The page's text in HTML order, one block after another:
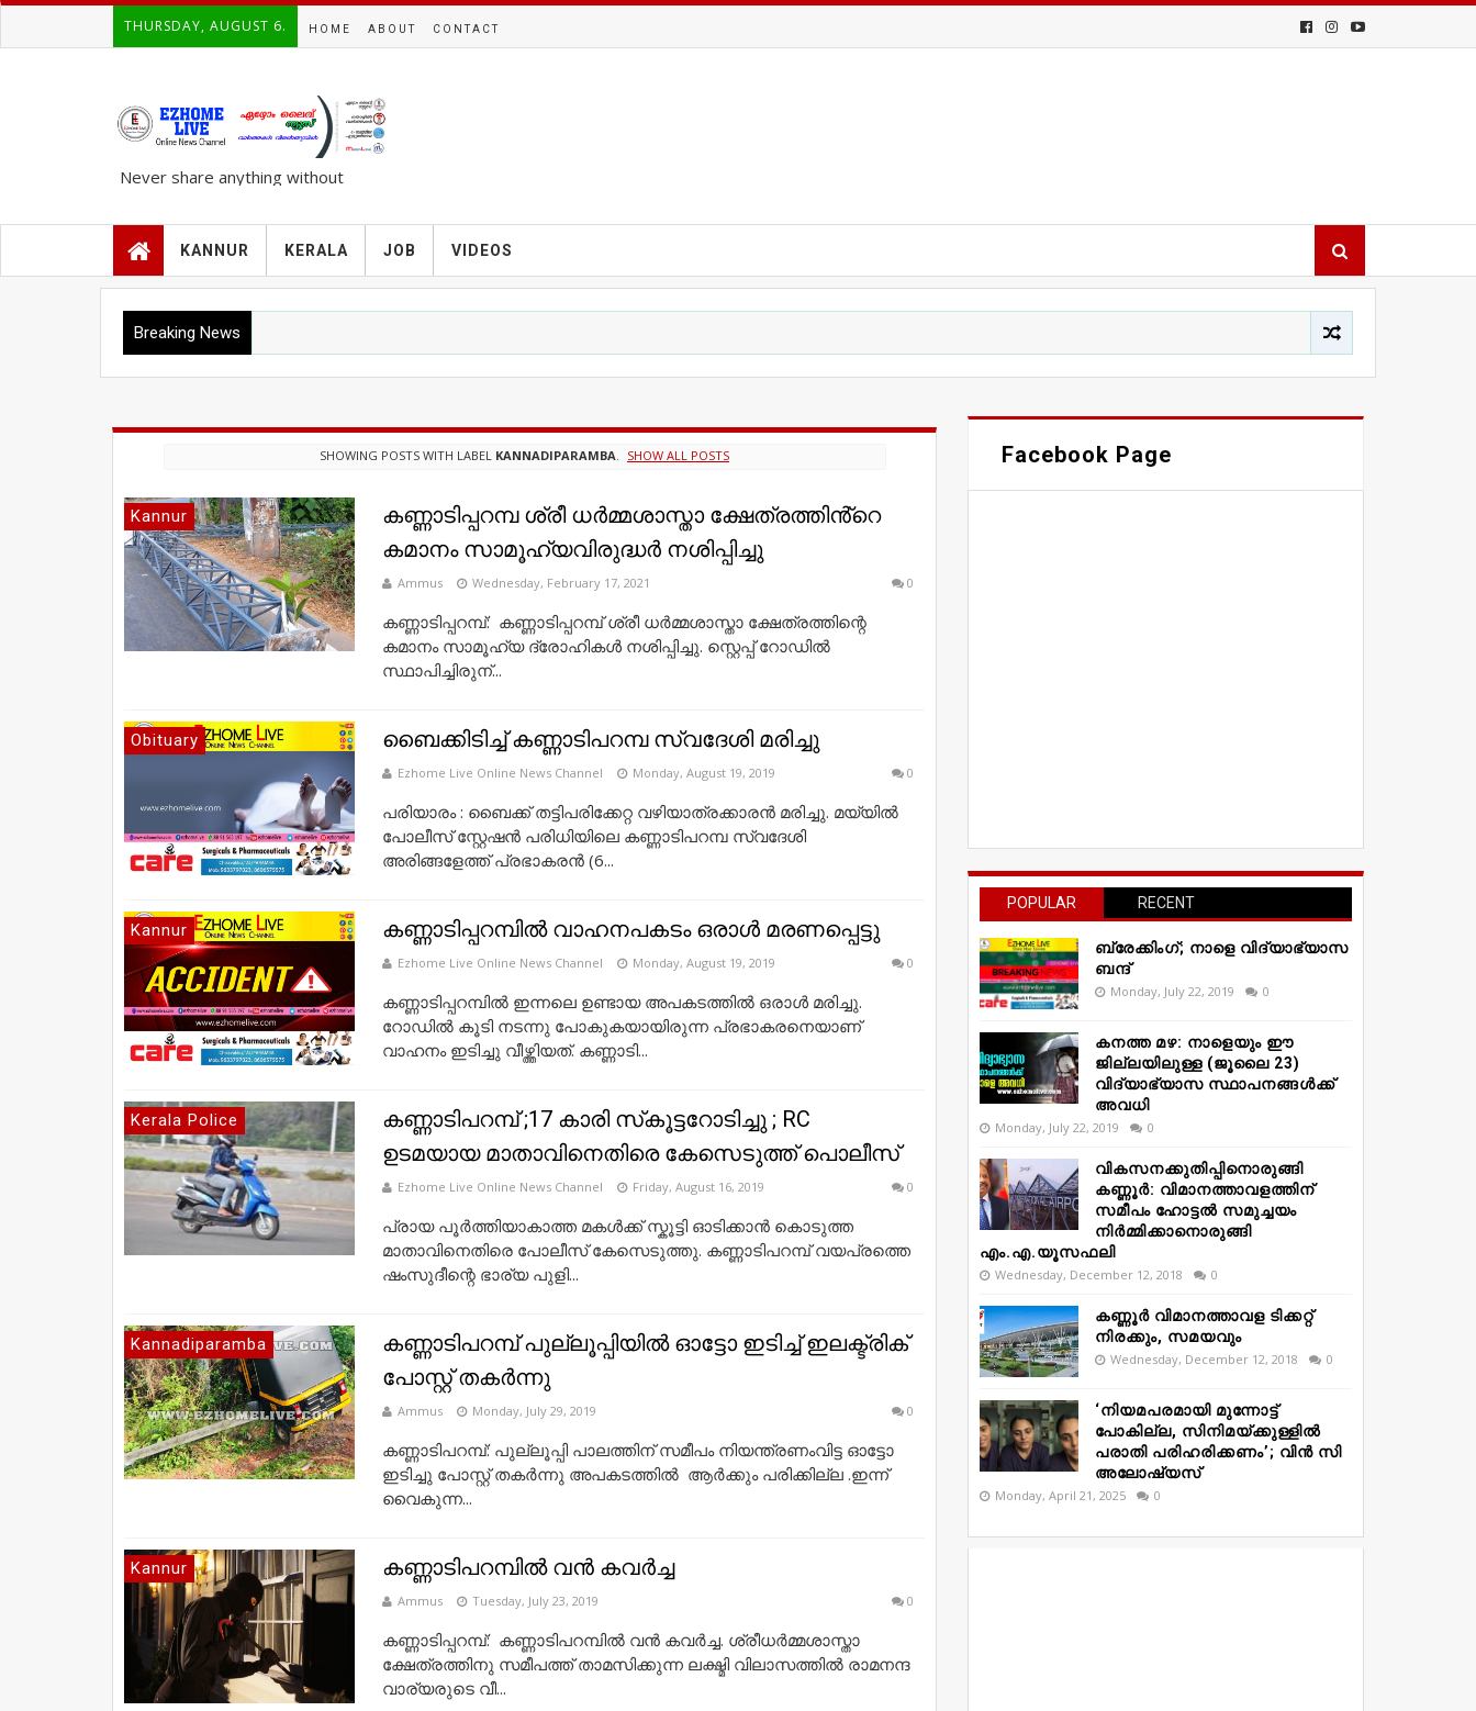
THURSDAY, AUGUST 6. HOME ABOUT CONTACT
Never share anything without
KANNUR KERALA JOB VIDEOS
Breaking News
SHOWING POSTS WITH LABEL KANNADIPARAMBA. SHOW ALL POSTS
Kannur
കണ്ണാടിപ്പറമ്പ ശ്രീ ധർമ്മശാസ്താ ക്ഷേത്രത്തിൻ്റെ
കമാനം സാമൂഹ്യവിരുദ്ധർ നശിപ്പിച്ചു
Ammus Wednesday, February 17, 2021 0
കണ്ണാടിപ്പറമ്പ്: കണ്ണാടിപ്പറമ്പ് ശ്രീ ധര്‍മ്മശാസ്താ ക്ഷേത്രത്തിന്റെ
കമാനം സാമൂഹ്യ ദ്രോഹികള്‍ നശിപ്പിച്ചു. സ്റ്റെപ്പ് റോഡില്‍
സ്ഥാപിച്ചിരുന്...
Obituary ബൈക്കിടിച്ച് കണ്ണാടിപറമ്പ സ്വദേശി മരിച്ചു
Ezhome Live Online News Channel Monday, August 19, 2019 0
പരിയാരം : ബൈക്ക് തട്ടിപരിക്കേറ്റ വഴിയാത്രക്കാരൻ മരിച്ചു. മയ്യിൽ
പോലീസ് സ്റ്റേഷൻ പരിധിയിലെ കണ്ണാടിപറമ്പ സ്വദേശി
അരിങ്ങളേത്ത് പ്രഭാകരൻ (6...
Kannur കണ്ണാടിപ്പറമ്പിൽ വാഹനപകടം ഒരാൾ മരണപ്പെട്ടു
Ezhome Live Online News Channel Monday, August 19, 2019 0
കണ്ണാടിപ്പറമ്പിൽ ഇന്നലെ ഉണ്ടായ അപകടത്തിൽ ഒരാൾ മരിച്ചു.
റോഡിൽ കൂടി നടന്നു പോകുകയായിരുന്ന പ്രഭാകരനെയാണ്
വാഹനം ഇടിച്ചു വീഴ്ത്തിയത്. കണ്ണാടി...
Kerala Police
കണ്ണാടിപറമ്പ് ;17 കാരി സ്‌കൂട്ടറോടിച്ചു ; RC
ഉടമയായ മാതാവിനെതിരെ കേസെടുത്ത് പൊലീസ്
Ezhome Live Online News Channel Friday, August 16, 2019 0
പ്രായ പൂർത്തിയാകാത്ത മകൾക്ക് സ്കൂട്ടി ഓടിക്കാൻ കൊടുത്ത
മാതാവിനെതിരെ പോലീസ് കേസെടുത്തു. കണ്ണാടിപറമ്പ് വയപ്രത്തെ
ഷംസുദീന്റെ ഭാര്യ പുളി...
Kannadiparamba
കണ്ണാടിപറമ്പ് പുല്ലൂപ്പിയിൽ ഓട്ടോ ഇടിച്ച് ഇലക്ട്രിക്
പോസ്റ്റ് തകര്‍ന്നു
Ammus Monday, July 29, 2019 0
കണ്ണാടിപറമ്പ്: പുല്ലൂപ്പി പാലത്തിന് സമീപം നിയന്ത്രണംവിട്ട ഓട്ടോ
ഇടിച്ചു പോസ്റ്റ് തകര്‍ന്നു അപകടത്തിൽ ആർക്കും പരിക്കില്ല .ഇന്ന്
വൈകുന്ന...
Kannur കണ്ണാടിപറമ്പിൽ വൻ കവർച്ച
Ammus Tuesday, July 23, 2019 0
കണ്ണാടിപ്പറമ്പ്: കണ്ണാടിപറമ്പിൽ വൻ കവർച്ച. ശ്രീധർമ്മശാസ്താ
ക്ഷേത്രത്തിനു സമീപത്ത് താമസിക്കുന്ന ലക്ഷ്മി വിലാസത്തിൽ രാമനന്ദ
വാര്യരുടെ വീ...
Facebook Page
POPULAR RECENT
ബ്രേക്കിംഗ്; നാളെ വിദ്യാഭ്യാസ
ബന്ദ്
Monday, July 22, 2019 0
കനത്ത മഴ: നാളെയും ഈ
ജില്ലയിലുള്ള (ജൂലൈ 23)
വിദ്യാഭ്യാസ സ്ഥാപനങ്ങൾക്ക്
അവധി
Monday, July 22, 2019 0
വികസനക്കുതിപ്പിനൊരുങ്ങി
കണ്ണൂർ: വിമാനത്താവളത്തിന്
സമീപം ഹോട്ടൽ സമുച്ചയം
നിർമ്മിക്കാനൊരുങ്ങി
എം.എ.യൂസഫലി
Wednesday, December 12, 2018 0
കണ്ണൂർ വിമാനത്താവള ടിക്കറ്റ്
നിരക്കും, സമയവും
Wednesday, December 12, 2018 0
‘നിയമപരമായി മുന്നോട്ട്
പോകില്ല, സിനിമയ്ക്കുള്ളിൽ
പരാതി പരിഹരിക്കണം’; വിൻ സി
അലോഷ്യസ്
Monday, April 21, 2025 0